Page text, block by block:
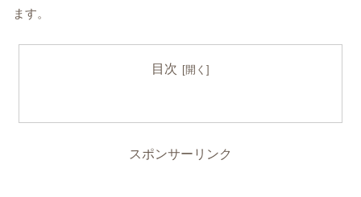
ます。
目次
スポンサーリンク